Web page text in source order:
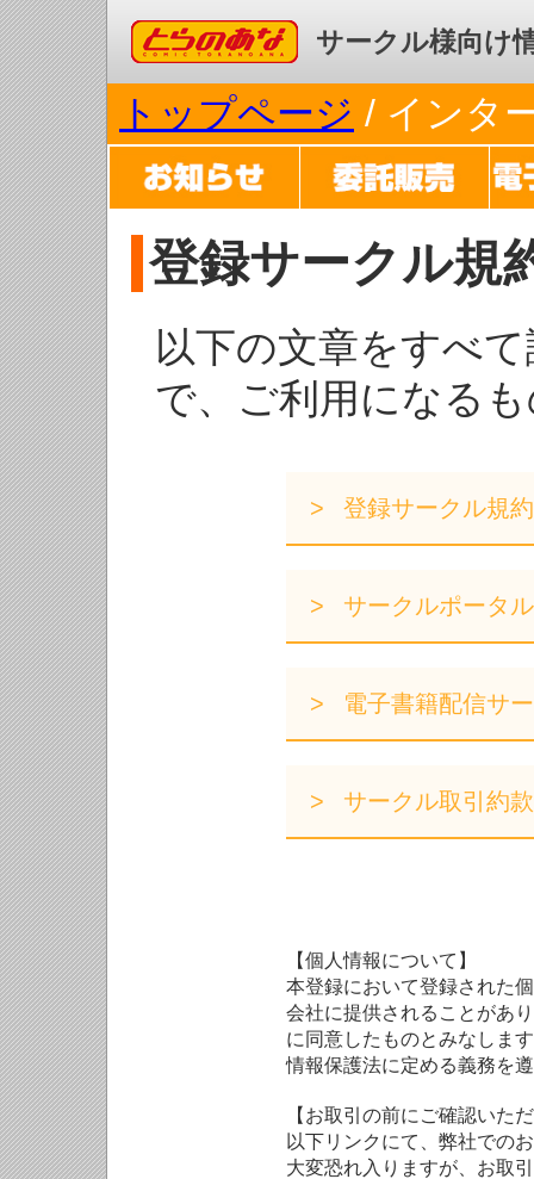
コミックとらのあな サークル様向け
トップページ / インタ
登録サークル規
以下の文章をすべ
で、ご利用になる
登録サークル規約
サークルポータ
電子書籍配信サ
サークル取引約款
【個人情報について】
本登録において登録された
会社に提供されることがあ
に同意したものとみなしま
情報保護法に定める義務を
【お取引の前にご確認いた
以下リンクにて、弊社での
大変恐れ入りますが、お取